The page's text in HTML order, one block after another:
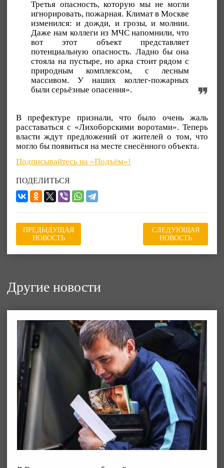
Третья опасность, которую мы не могли
игнорировать, пожарная. Климат в Москве
изменился: и дожди, и грозы, и молнии.
Даже нам коллеги из МЧС напомнили, что
вот этот объект представляет
потенциальную опасность. Ладно бы она
стояла на пустыре, но арка стоит рядом с
природным комплексом, с лесным
массивом. У наших коллег-пожарных
были серьёзные опасения».
В префектуре признали, что было очень жаль
расставаться с «Лихоборскими воротами». Теперь
власти ждут предложений от жителей о том, что
могло бы появиться на месте снесённого объекта.
Подписывайтесь на «Подъём»!
ПОДЕЛИТЬСЯ
ПРЕДЫДУЩАЯ
НОВОСТЬ
СЛЕДУЮЩАЯ
НОВОСТЬ
Другие новости